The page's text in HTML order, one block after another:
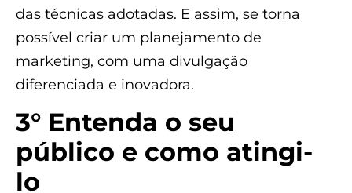
das técnicas adotadas. E assim, se torna
possível criar um planejamento de
marketing, com uma divulgação
diferenciada e inovadora.
3° Entenda o seu
público e como atingi-
lo